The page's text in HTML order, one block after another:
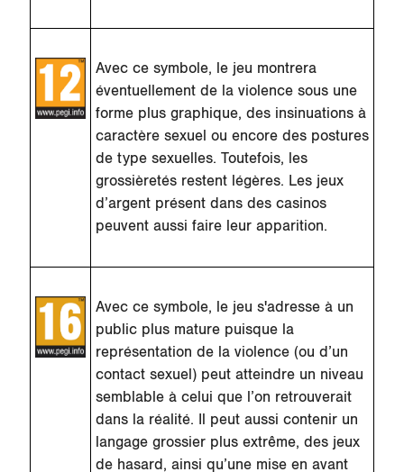
Avec ce symbole, le jeu montrera
éventuellement de la violence sous une
forme plus graphique, des insinuations à
caractère sexuel ou encore des postures
de type sexuelles. Toutefois, les
grossièretés restent légères. Les jeux
d’argent présent dans des casinos
peuvent aussi faire leur apparition.
Avec ce symbole, le jeu s'adresse à un
public plus mature puisque la
représentation de la violence (ou d’un
contact sexuel) peut atteindre un niveau
semblable à celui que l’on retrouverait
dans la réalité. Il peut aussi contenir un
langage grossier plus extrême, des jeux
de hasard, ainsi qu’une mise en avant